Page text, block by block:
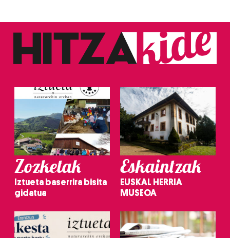
Zozketak
Iztueta baserrira bisita
gidatua
Eskaintzak
EUSKAL HERRIA
MUSEOA